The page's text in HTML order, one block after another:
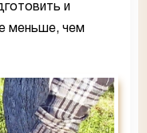
и
меньше, чем